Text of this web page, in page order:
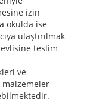
izin
okulda ise
ulaştırılmak
teslim
ve
malzemeler